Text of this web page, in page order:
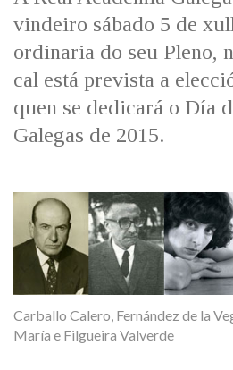
CASA-
BAZÁN
60
Facebook
TwitterYoutubeInstagramBluesky
vindeiro sábado 5 de
ordinaria do seu Pleno,
cal está prevista a
quen se dedicará o Día
Galegas de 2015.
Carballo Calero, Fernández de la
María e Filgueira Valverde